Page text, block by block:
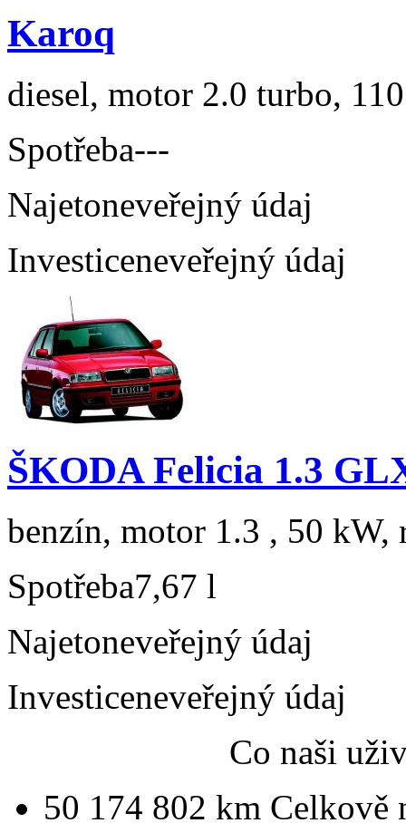
Karoq
diesel, motor 2.0 turbo,
Spotřeba---
Najetoneveřejný údaj
Investiceneveřejný údaj
ŠKODA Felicia 1.3
benzín, motor 1.3 , 50 kW,
Spotřeba7,67 l
Najetoneveřejný údaj
Investiceneveřejný údaj
Co naši
50 174 802 km Celkově